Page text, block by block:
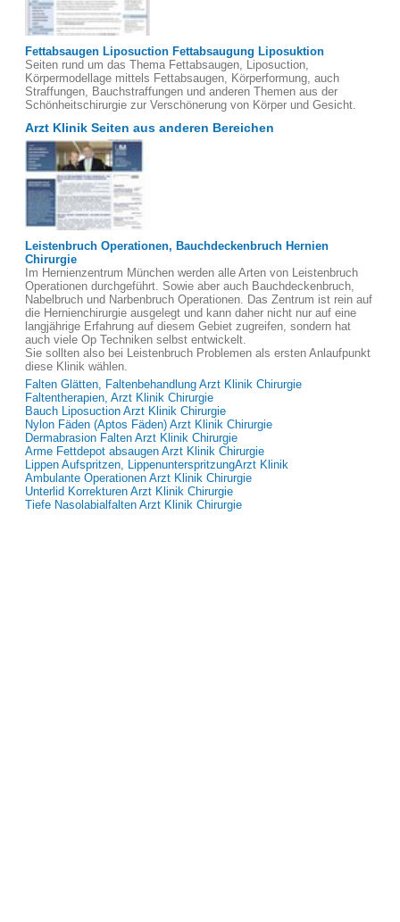
Fettabsaugen Liposuction Fettabsaugung Liposuktion
Seiten rund um das Thema Fettabsaugen, Liposuction,
Körpermodellage mittels Fettabsaugen, Körperformung, auch
Straffungen, Bauchstraffungen und anderen Themen aus der
Schönheitschirurgie zur Verschönerung von Körper und Gesicht.
Arzt Klinik Seiten aus anderen Bereichen
Leistenbruch Operationen, Bauchdeckenbruch Hernien
Chirurgie
Im Hernienzentrum München werden alle Arten von Leistenbruch
Operationen durchgeführt. Sowie aber auch Bauchdeckenbruch,
Nabelbruch und Narbenbruch Operationen. Das Zentrum ist rein auf
die Hernienchirurgie ausgelegt und kann daher nicht nur auf eine
langjährige Erfahrung auf diesem Gebiet zugreifen, sondern hat
auch viele Op Techniken selbst entwickelt.
Sie sollten also bei Leistenbruch Problemen als ersten Anlaufpunkt
diese Klinik wählen.
Falten Glätten, Faltenbehandlung Arzt Klinik Chirurgie
Faltentherapien, Arzt Klinik Chirurgie
Bauch Liposuction Arzt Klinik Chirurgie
Nylon Fäden (Aptos Fäden) Arzt Klinik Chirurgie
Dermabrasion Falten Arzt Klinik Chirurgie
Arme Fettdepot absaugen Arzt Klinik Chirurgie
Lippen Aufspritzen, LippenunterspritzungArzt Klinik
Ambulante Operationen Arzt Klinik Chirurgie
Unterlid Korrekturen Arzt Klinik Chirurgie
Tiefe Nasolabialfalten Arzt Klinik Chirurgie